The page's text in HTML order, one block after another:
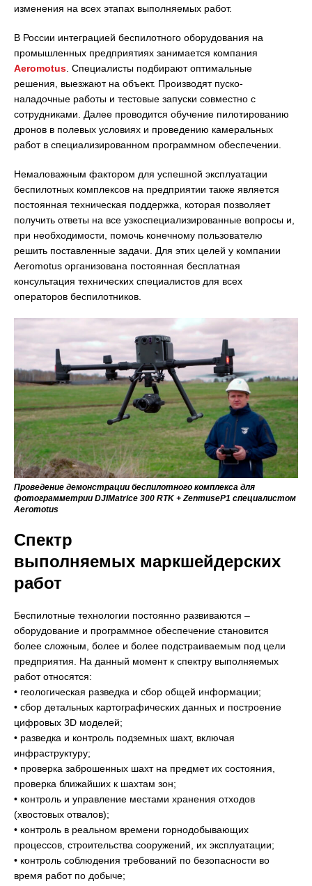
изменения на всех этапах выполняемых работ.
В России интеграцией беспилотного оборудования на
промышленных предприятиях занимается компания
Aeromotus. Специалисты подбирают оптимальные
решения, выезжают на объект. Производят пуско-
наладочные работы и тестовые запуски совместно с
сотрудниками. Далее проводится обучение пилотированию
дронов в полевых условиях и проведению камеральных
работ в специализированном программном обеспечении.
Немаловажным фактором для успешной эксплуатации
беспилотных комплексов на предприятии также является
постоянная техническая поддержка, которая позволяет
получить ответы на все узкоспециализированные вопросы и,
при необходимости, помочь конечному пользователю
решить поставленные задачи. Для этих целей у компании
Aeromotus организована постоянная бесплатная
консультация технических специалистов для всех
операторов беспилотников.
Проведение демонстрации беспилотного комплекса для
фотограмметрии DJIMatrice 300 RTK + ZenmuseP1 специалистом
Aeromotus
Спектр
выполняемых маркшейдерских
работ
Беспилотные технологии постоянно развиваются –
оборудование и программное обеспечение становится
более сложным, более и более подстраиваемым под цели
предприятия. На данный момент к спектру выполняемых
работ относятся:
• геологическая разведка и сбор общей информации;
• сбор детальных картографических данных и построение
цифровых 3D моделей;
• разведка и контроль подземных шахт, включая
инфраструктуру;
• проверка заброшенных шахт на предмет их состояния,
проверка ближайших к шахтам зон;
• контроль и управление местами хранения отходов
(хвостовых отвалов);
• контроль в реальном времени горнодобывающих
процессов, строительства сооружений, их эксплуатации;
• контроль соблюдения требований по безопасности во
время работ по добыче;